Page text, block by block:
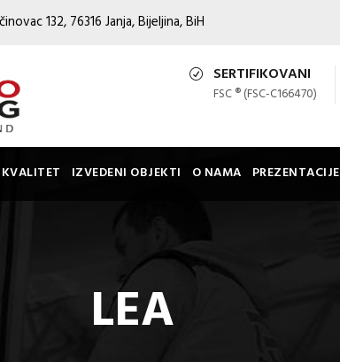
132, 76316 Janja, Bijeljina, BiH
SERTIFIKOVANI
FSC ® (FSC-C166470)
KVALITET IZVEDENI OBJEKTI O NAMA PREZENTACIJE
LEA